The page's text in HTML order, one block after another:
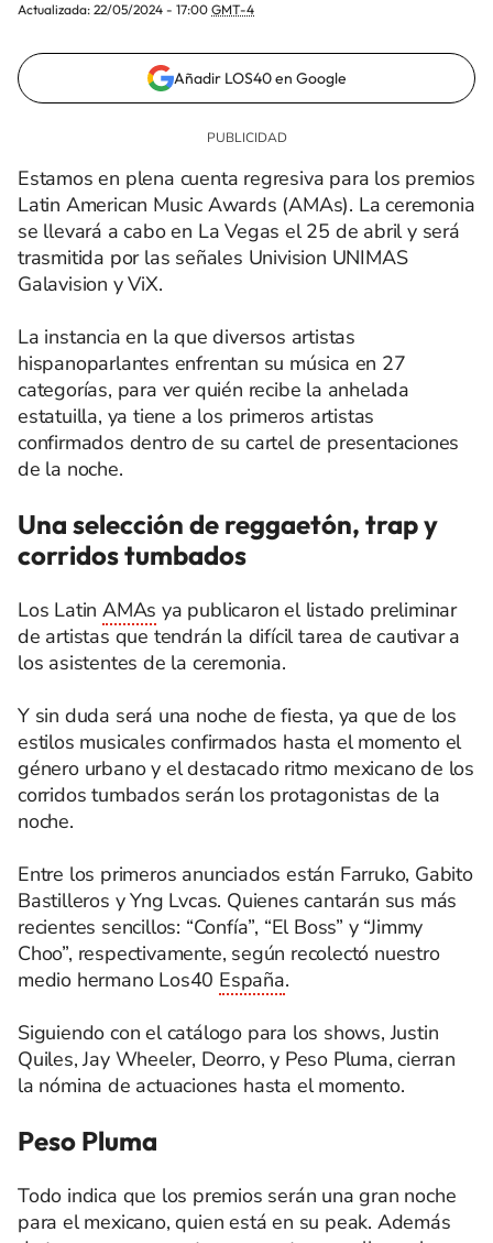
Actualizada: 22/05/2024 - 17:00 GMT-4
Añadir LOS40 en Google
Estamos en plena cuenta regresiva para los premios
Latin American Music Awards (AMAs). La ceremonia
se llevará a cabo en La Vegas el 25 de abril y será
trasmitida por las señales Univision UNIMAS
Galavision y ViX.
La instancia en la que diversos artistas
hispanoparlantes enfrentan su música en 27
categorías, para ver quién recibe la anhelada
estatuilla, ya tiene a los primeros artistas
confirmados dentro de su cartel de presentaciones
de la noche.
Una selección de reggaetón, trap y
corridos tumbados
Los Latin AMAs ya publicaron el listado preliminar
de artistas que tendrán la difícil tarea de cautivar a
los asistentes de la ceremonia.
Y sin duda será una noche de fiesta, ya que de los
estilos musicales confirmados hasta el momento el
género urbano y el destacado ritmo mexicano de los
corridos tumbados serán los protagonistas de la
noche.
Entre los primeros anunciados están Farruko, Gabito
Bastilleros y Yng Lvcas. Quienes cantarán sus más
recientes sencillos: “Confía”, “El Boss” y “Jimmy
Choo”, respectivamente, según recolectó nuestro
medio hermano Los40 España.
Siguiendo con el catálogo para los shows, Justin
Quiles, Jay Wheeler, Deorro, y Peso Pluma, cierran
la nómina de actuaciones hasta el momento.
Peso Pluma
Todo indica que los premios serán una gran noche
para el mexicano, quien está en su peak. Además